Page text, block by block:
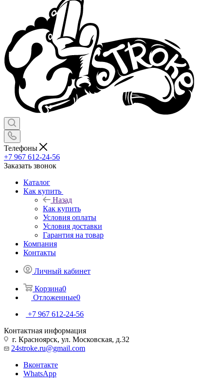
Телефоны
+7 967 612-24-56
Заказать звонок
Каталог
Как купить
Назад
Как купить
Условия оплаты
Условия доставки
Гарантия на товар
Компания
Контакты
Личный кабинет
Корзина0
Отложенные0
+7 967 612-24-56
Контактная информация
г. Красноярск, ул. Московская, д.32
24stroke.ru@gmail.com
Вконтакте
WhatsApp